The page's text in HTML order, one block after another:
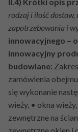
rodzaj i ilość
zapotrzebowania i
innowacyjnego –
innowacyjny
budowlane:
zamówienia
się wykonanie
wieży, • okna
zewnętrzne na
zewnętrzne okien i